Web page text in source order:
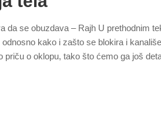
da se obuzdava – Rajh U prethodnim
kako i zašto se blokira i
priču o oklopu, tako što ćemo ga još